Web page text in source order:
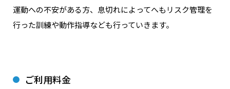
運動への不安がある⽅、息切れによってへもリスク管理を
⾏った訓練や動作指導なども⾏っていきます。
ご利⽤料⾦